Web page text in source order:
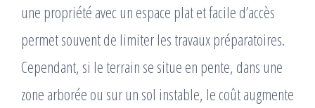
une propriété avec un espace plat et facile d’accès
permet souvent de limiter les travaux préparatoires.
Cependant, si le terrain se situe en pente, dans une
zone arborée ou sur un sol instable, le coût augmente